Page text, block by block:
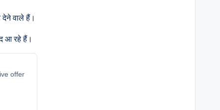
वाले हैं।
आ रहे हैं।
offer